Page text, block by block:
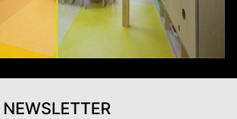
NEWSLETTER